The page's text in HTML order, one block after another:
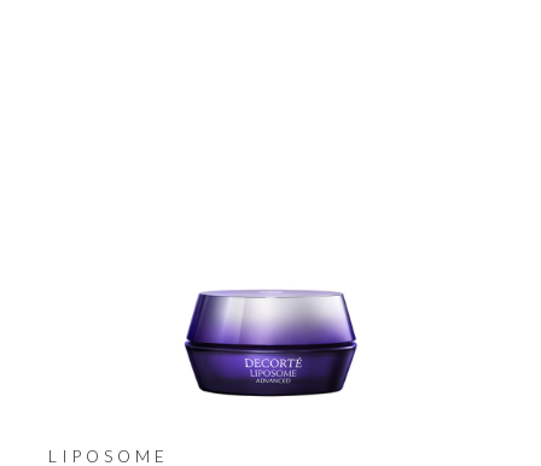
LIPOSOME